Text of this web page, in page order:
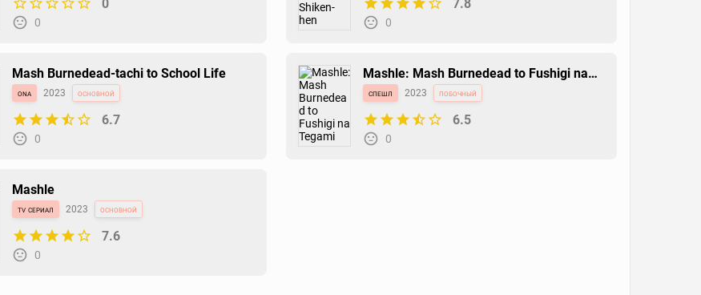
0
0
7.8
0
Mash Burnedead-tachi to School Life
ona 2023 основной
6.7
0
Mashle: Mash Burnedead to Fushigi na
Tegami
спешл 2023 побочный
6.5
0
Mashle
tv сериал 2023 основной
7.6
0